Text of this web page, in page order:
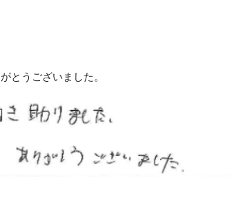
とうございました。